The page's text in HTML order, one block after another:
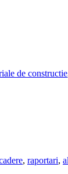
de constructie
, raportari,